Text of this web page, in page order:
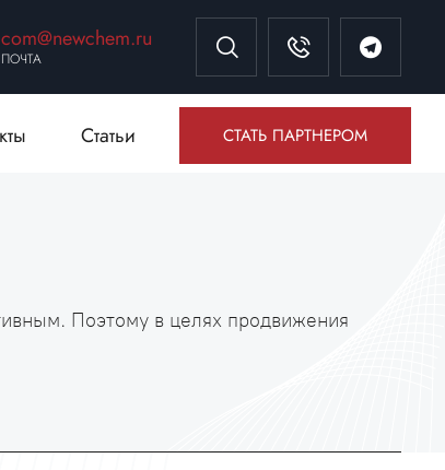
com@newchem.ru
ПОЧТА
Статьи СТАТЬ ПАРТНЕРОМ
Поэтому в целях продвижения